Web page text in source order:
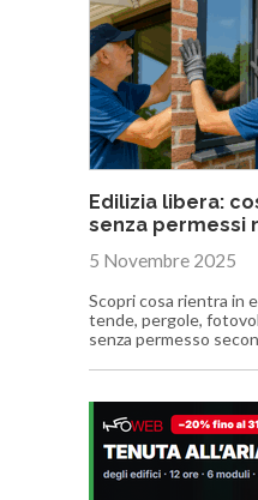
Edilizia libera:
senza permessi
5 Novembre 2025
Scopri cosa rientra in
tende, pergole,
senza permesso